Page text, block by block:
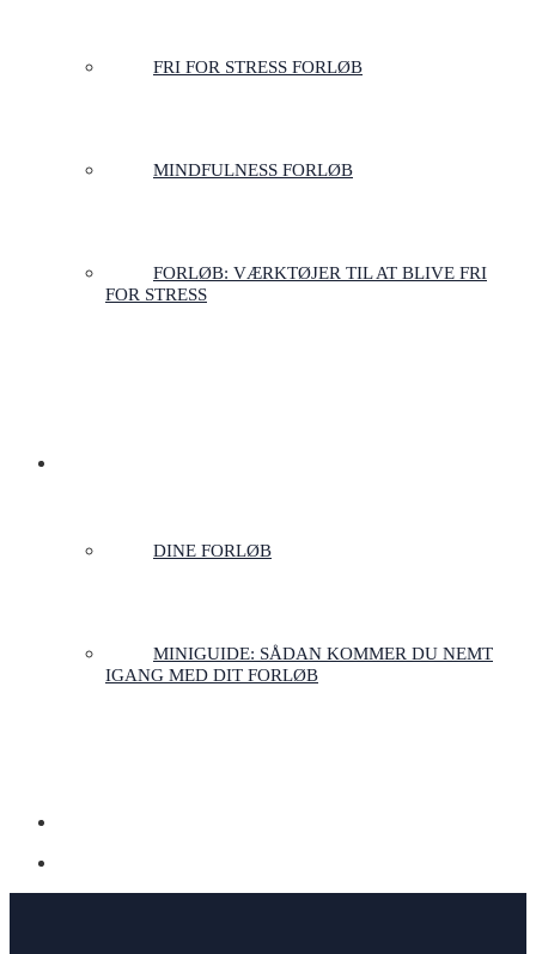
FRI FOR STRESS FORLØB
MINDFULNESS FORLØB
FORLØB: VÆRKTØJER TIL AT BLIVE FRI
FOR STRESS
DINE FORLØB
MINIGUIDE: SÅDAN KOMMER DU NEMT
IGANG MED DIT FORLØB